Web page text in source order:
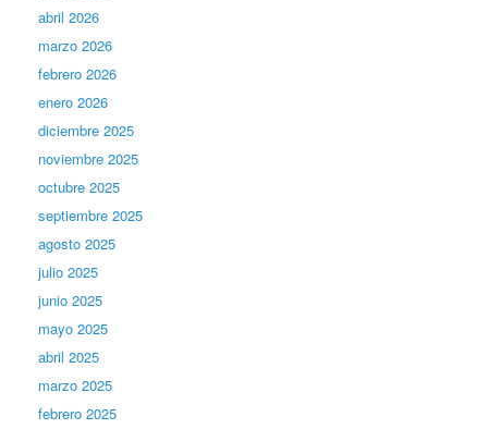
abril 2026
marzo 2026
febrero 2026
enero 2026
diciembre 2025
noviembre 2025
octubre 2025
septiembre 2025
agosto 2025
julio 2025
junio 2025
mayo 2025
abril 2025
marzo 2025
febrero 2025